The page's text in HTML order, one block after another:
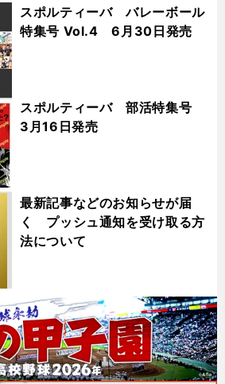
スポルティーバ バレーボール
特集号 Vol.4 6月30日発売
スポルティーバ 部活特集号
3月16日発売
最新記事などのお知らせが届
く プッシュ通知を受け取る方
法について